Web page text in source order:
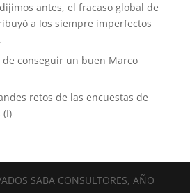
antes, el fracaso global de
a los siempre imperfectos
de conseguir un buen Marco
retos de las encuestas de
SABA CONSULTORES, AÑO